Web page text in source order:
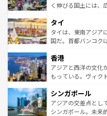
照してほしい。
まで、さまざまな韓
リティに包まれなが
覧を参照してほしい
く伸びる国土には、
急速な発展と共に伝
ーチミン市のフラン
醸し出している。ま
とつ。フォーやバイ
ひ現地で味わいたい
が旅行者を迎えてく
参照してほしい。
タイ
タイは、東南アジア
国だ。首都バンコク
の活気が交差してい
帯で自然と触れ合い
いビーチでリゾート
激する。気候は一年
が待っている。親し
た文化、そして多様
香港
アジアと西洋の文化
もっている。ヴィク
み、どこを訪れても
ており、効率よく見
うな絶景から文化的
シンガポール
アジアの交差点とし
シンガポール。未来